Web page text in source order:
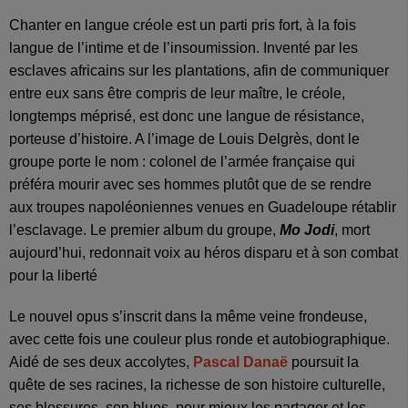
Chanter en langue créole est un parti pris fort, à la fois
langue de l’intime et de l’insoumission. Inventé par les
esclaves africains sur les plantations, afin de communiquer
entre eux sans être compris de leur maître, le créole,
longtemps méprisé, est donc une langue de résistance,
porteuse d’histoire. A l’image de Louis Delgrès, dont le
groupe porte le nom : colonel de l’armée française qui
préféra mourir avec ses hommes plutôt que de se rendre
aux troupes napoléoniennes venues en Guadeloupe rétablir
l’esclavage. Le premier album du groupe, Mo Jodi, mort
aujourd’hui, redonnait voix au héros disparu et à son combat
pour la liberté
Le nouvel opus s’inscrit dans la même veine frondeuse,
avec cette fois une couleur plus ronde et autobiographique.
Aidé de ses deux accolytes, Pascal Danaë poursuit la
quête de ses racines, la richesse de son histoire culturelle,